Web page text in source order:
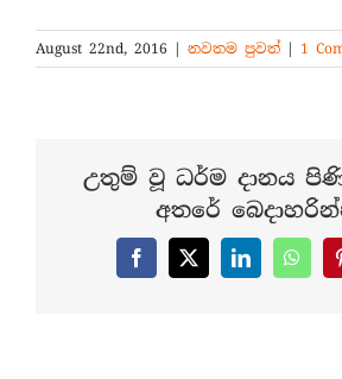
August 22nd, 2016 | නවතම පුවත් | 1
උතුම් වූ ධර්ම දානය
අතරේ
Facebook
X LinkedIn